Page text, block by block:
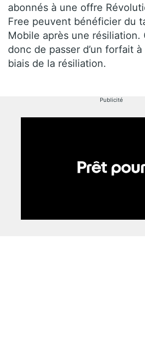
abonnés à une offre
Free peuvent bénéficier du
Mobile après une résiliation.
donc de passer d’un forfait à
biais de la résiliation.
Publicité